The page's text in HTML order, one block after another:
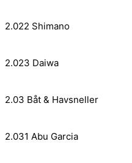
2.022 Shimano
2.023 Daiwa
2.03 Båt & Havsneller
2.031 Abu Garcia